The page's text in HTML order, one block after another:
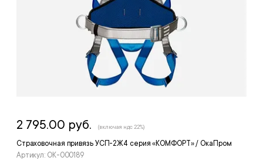
Страховочная привязь УСП-2Ж4 серия «КОМФОРТ» / ОкаПром
Артикул: ОК-000189
2 795.00 руб. (включая ндс 22%)